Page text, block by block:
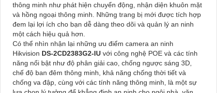
thông minh như phát hiện chuyển động, nhận diện khuôn mặt
và hồng ngoại thông minh. Những trang bị mới được tích hợp
đem lại lợi ích cho bạn dễ dàng theo dõi và quản lý an ninh
một cách hiệu quả hơn.
Có thể nhìn nhận lại những ưu điểm camera an ninh
Hikvision DS-2CD2383G2-IU với công nghệ POE và các tính
năng nổi bật như độ phân giải cao, chống ngược sáng 3D,
chế độ ban đêm thông minh, khả năng chống thời tiết và
chống va đập, cùng với các tính năng thông minh, là một sự